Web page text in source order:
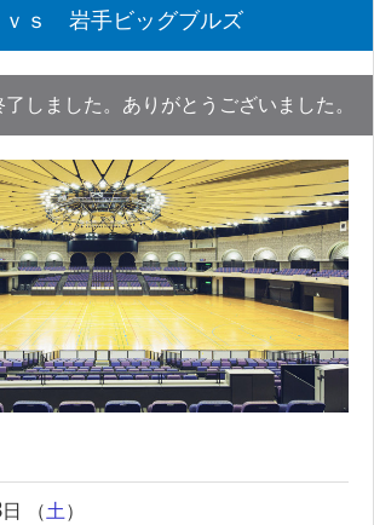
ｓ 岩手ビッグブルズ
しました。ありがとうございました。
日 （土 ）